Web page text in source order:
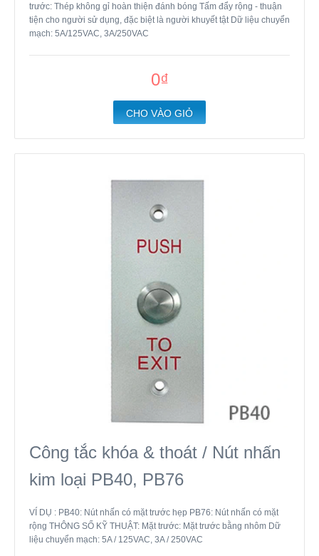
trước: Thép không gỉ hoàn thiện đánh bóng Tấm đẩy rộng - thuận
tiện cho người sử dụng, đặc biệt là người khuyết tật Dữ liệu chuyển
mạch: 5A/125VAC, 3A/250VAC
0₫
CHO VÀO GIỎ
Công tắc khóa & thoát / Nút nhấn
kim loại PB40, PB76
VÍ DỤ : PB40: Nút nhấn có mặt trước hẹp PB76: Nút nhấn có mặt
rộng THÔNG SỐ KỸ THUẬT: Mặt trước: Mặt trước bằng nhôm Dữ
liệu chuyển mạch: 5A / 125VAC, 3A / 250VAC